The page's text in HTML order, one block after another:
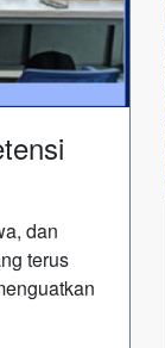
dan
terus